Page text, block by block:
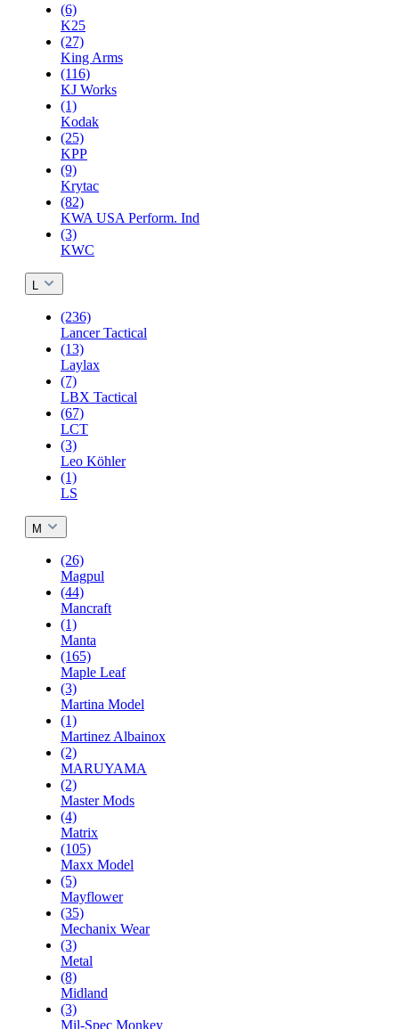
(6)
K25
(27)
King Arms
(116)
KJ Works
(1)
Kodak
(25)
KPP
(9)
Krytac
(82)
KWA USA Perform. Ind
(3)
KWC
L
(236)
Lancer Tactical
(13)
Laylax
(7)
LBX Tactical
(67)
LCT
(3)
Leo Köhler
(1)
LS
M
(26)
Magpul
(44)
Mancraft
(1)
Manta
(165)
Maple Leaf
(3)
Martina Model
(1)
Martinez Albainox
(2)
MARUYAMA
(2)
Master Mods
(4)
Matrix
(105)
Maxx Model
(5)
Mayflower
(35)
Mechanix Wear
(3)
Metal
(8)
Midland
(3)
Mil-Spec Monkey